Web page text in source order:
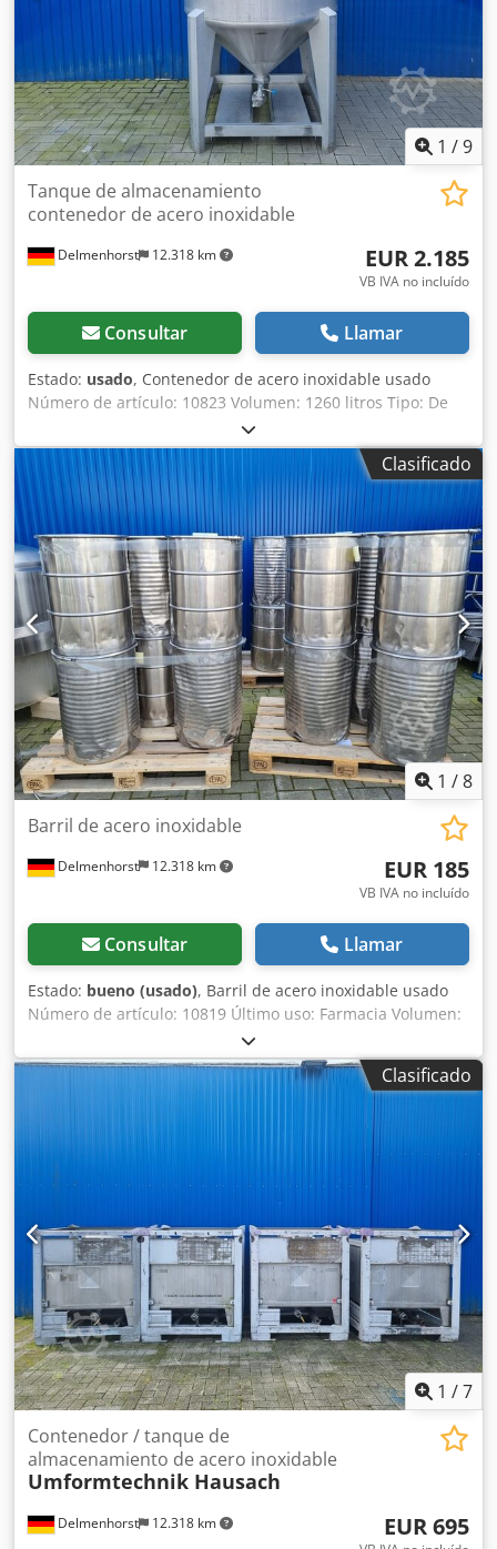
1 /9
Delmenhorst 12.318 km
Tanque de almacenamiento
contenedor de acero inoxidable
EUR 2.185
VB IVA no incluído
Consultar Llamar
Estado: usado, Contenedor de acero inoxidable usado
Número de artículo: 10823 Volumen: 1260 litros Tipo: De
pie sobre 4 pies Material (partes húmedas: 1.4301 / AISI
304 Diseño: De pared simple Presión de funcionamiento
según placa de características: ATM Máx. Temperatura de
funcionamiento: +0 / +20 °C Dwodpfx Anjwcd Taoyja
Dimensiones del contenedor: Diámetro interior: 1190 mm
Diámetro exterior: 1210 mm Altura cilíndrica: 920 mm
Ancho total: 1370 mm Longitud total: 1370 mm Altura total:
1970 mm Altura de los pies: 1000mm Materiales: Interior:
1.4301 / AISI 304 Piezas externas: 1.4301 / AISI 304
Instalaciones: Placa de características: sí Diámetro del
pico: 47 mm Distancia del desagüe al suelo: 220 mm
Válvula de salida: válvula de disco Tapa extraíble
Clasificado
1 /8
Delmenhorst 12.318 km
Barril de acero inoxidable
EUR 185
VB IVA no incluído
Consultar Llamar
Estado: bueno (usado), Barril de acero inoxidable usado
Número de artículo: 10819 Último uso: Farmacia Volumen:
100 litros Tipo: Vertical Material (partes húmedas): 14301 /
AISI 304 Diseño: Pared simple Dsdpfotqd Nujx Anyjwa
Presión de funcionamiento según placa de características:
Diámetro exterior: 454mm Altura cilíndrica: 640mm
Anchura total: 480mm Longitud total: 500mm Altura total:
características: no Anillo de sujeción
Clasificado
1 /7
Delmenhorst 12.318 km
Contenedor / tanque de
almacenamiento de acero inoxidable
Umformtechnik Hausach
EUR 695